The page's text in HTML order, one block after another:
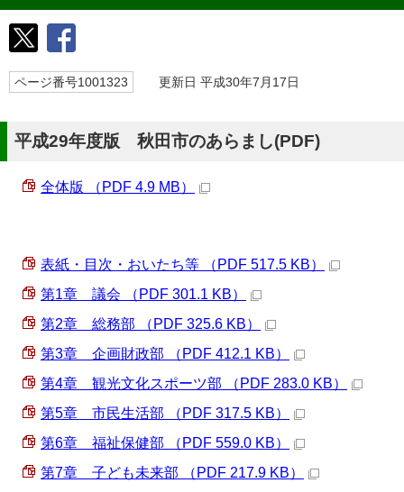
ページ番号1001323 更新日 平成30年7月17日
平成29年度版 秋田市のあらまし(PDF)
全体版 （PDF 4.9 MB）
表紙・目次・おいたち等 （PDF 517.5 KB）
第1章 議会 （PDF 301.1 KB）
第2章 総務部 （PDF 325.6 KB）
第3章 企画財政部 （PDF 412.1 KB）
第4章 観光文化スポーツ部 （PDF 283.0 KB）
第5章 市民生活部 （PDF 317.5 KB）
第6章 福祉保健部 （PDF 559.0 KB）
第7章 子ども未来部 （PDF 217.9 KB）